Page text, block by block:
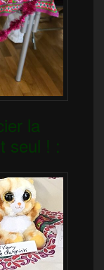
la
seul ! :